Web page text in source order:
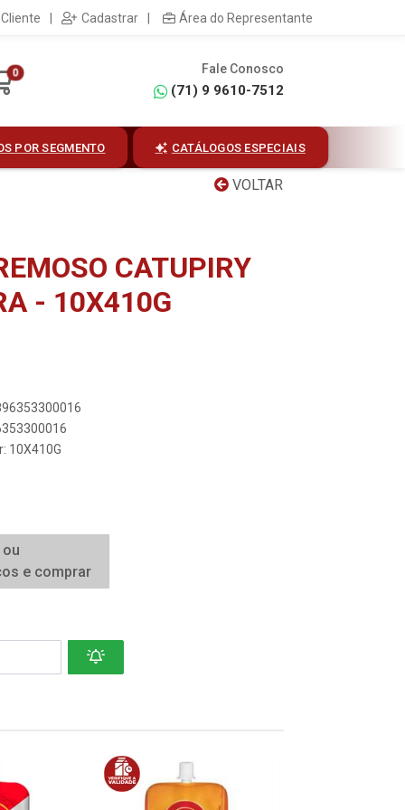
| Cadastrar | Área do Representante
0 Fale Conosco
(71) 9 9610-7512
POR SEGMENTO CATÁLOGOS ESPECIAIS
VOLTAR
CATUPIRY
- 10X410G
10X410G
e comprar